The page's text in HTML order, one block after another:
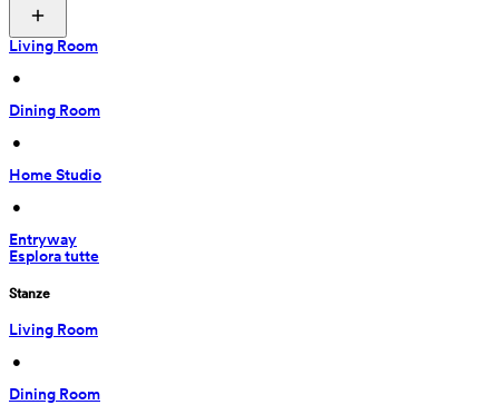
Living Room
•
Dining Room
•
Home Studio
•
Entryway
Esplora tutte
Stanze
Living Room
•
Dining Room